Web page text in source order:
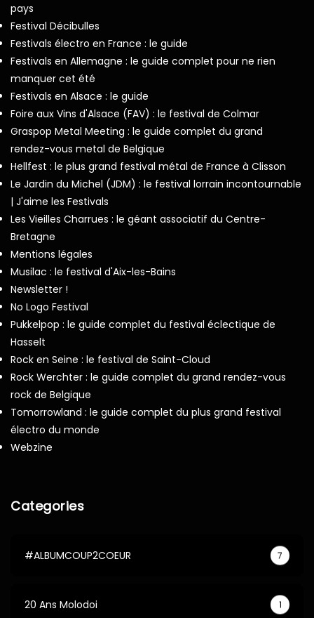
pays
Festival Décibulles
Festivals électro en France : le guide
Festivals en Allemagne : le guide complet pour ne rien
manquer cet été
Festivals en Alsace : le guide
Foire aux Vins d'Alsace (FAV) : le festival de Colmar
Graspop Metal Meeting : le guide complet du grand
rendez-vous metal de Belgique
Hellfest : le plus grand festival métal de France à Clisson
Le Jardin du Michel (JDM) : le festival lorrain incontournable
| J'aime les Festivals
Les Vieilles Charrues : le géant associatif du Centre-
Bretagne
Mentions légales
Musilac : le festival d'Aix-les-Bains
Newsletter !
No Logo Festival
Pukkelpop : le guide complet du festival éclectique de
Hasselt
Rock en Seine : le festival de Saint-Cloud
Rock Werchter : le guide complet du grand rendez-vous
rock de Belgique
Tomorrowland : le guide complet du plus grand festival
électro du monde
Webzine
Categories
#ALBUMCOUP2COEUR 7
20 Ans Molodoi 1